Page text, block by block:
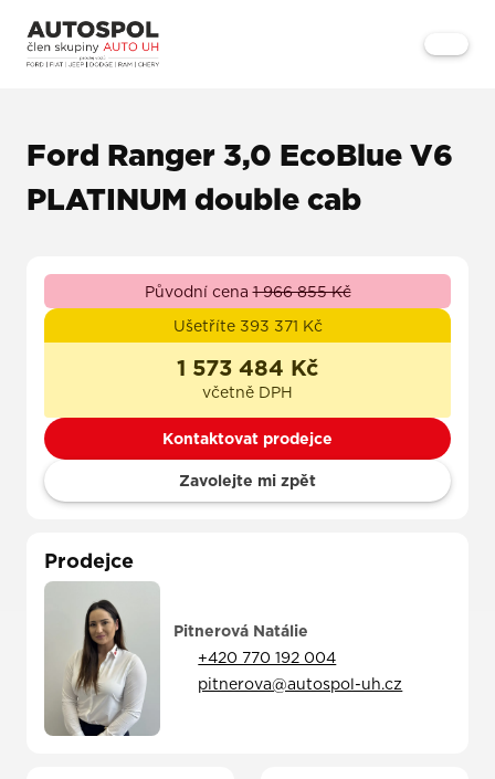
Ford Ranger 3,0 EcoBlue V6
PLATINUM double cab
Původní cena1 966 855 Kč
Ušetříte 393 371 Kč
1 573 484 Kč
včetně DPH
Kontaktovat prodejce
Zavolejte mi zpět
Prodejce
Pitnerová Natálie
+420 770 192 004
pitnerova@autospol-uh.cz